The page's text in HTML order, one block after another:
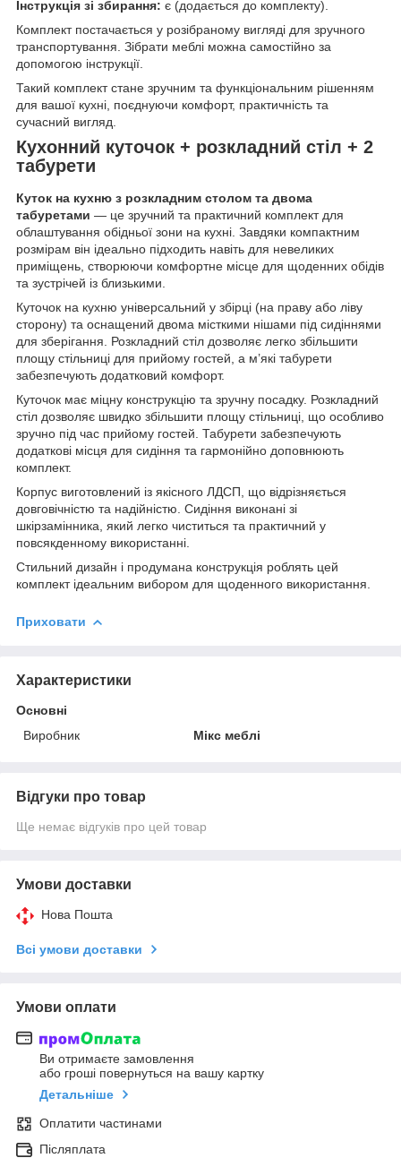
Інструкція зі збирання: є (додається до комплекту).
Комплект постачається у розібраному вигляді для зручного
транспортування. Зібрати меблі можна самостійно за
допомогою інструкції.
Такий комплект стане зручним та функціональним рішенням
для вашої кухні, поєднуючи комфорт, практичність та
сучасний вигляд.
Кухонний куточок + розкладний стіл + 2
табурети
Куток на кухню з розкладним столом та двома
табуретами — це зручний та практичний комплект для
облаштування обідньої зони на кухні. Завдяки компактним
розмірам він ідеально підходить навіть для невеликих
приміщень, створюючи комфортне місце для щоденних обідів
та зустрічей із близькими.
Куточок на кухню універсальний у збірці (на праву або ліву
сторону) та оснащений двома місткими нішами під сидіннями
для зберігання. Розкладний стіл дозволяє легко збільшити
площу стільниці для прийому гостей, а м’які табурети
забезпечують додатковий комфорт.
Куточок має міцну конструкцію та зручну посадку. Розкладний
стіл дозволяє швидко збільшити площу стільниці, що особливо
зручно під час прийому гостей. Табурети забезпечують
додаткові місця для сидіння та гармонійно доповнюють
комплект.
Корпус виготовлений із якісного ЛДСП, що відрізняється
довговічністю та надійністю. Сидіння виконані зі
шкірзамінника, який легко чиститься та практичний у
повсякденному використанні.
Стильний дизайн і продумана конструкція роблять цей
комплект ідеальним вибором для щоденного використання.
Приховати
Характеристики
Основні
Виробник
Мікс меблі
Відгуки про товар
Ще немає відгуків про цей товар
Умови доставки
Нова Пошта
Всі умови доставки
Умови оплати
Ви отримаєте замовлення
або гроші повернуться на вашу картку
Детальніше
Оплатити частинами
Післяплата